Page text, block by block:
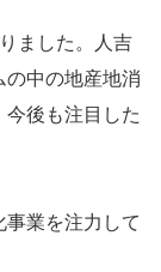
ました。人吉
中の地産地消
後も注目した
業を注力して